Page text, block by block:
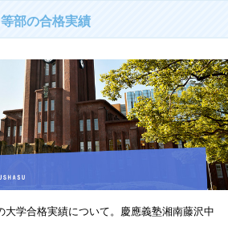
部の合格実績
大学合格実績について。慶應義塾湘南藤沢中